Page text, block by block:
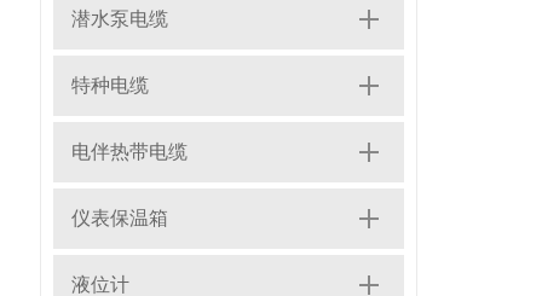
潜水泵电缆
特种电缆
电伴热带电缆
仪表保温箱
液位计